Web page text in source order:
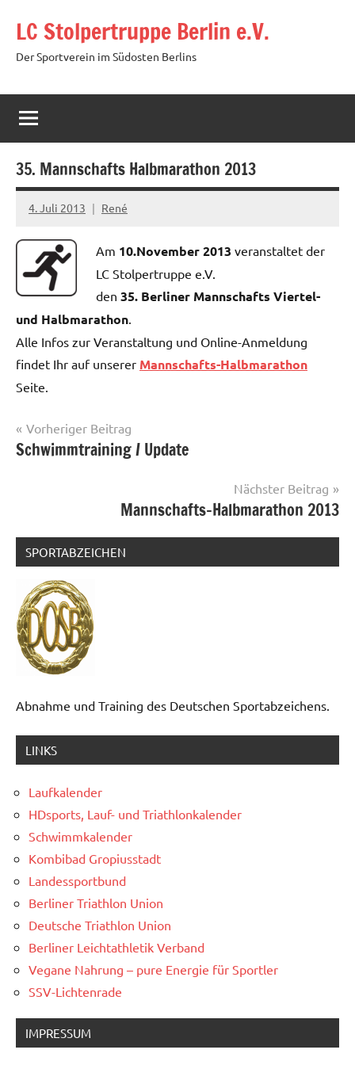
Inhalt
springen
LC Stolpertruppe Berlin e.V.
Der Sportverein im Südosten Berlins
35. Mannschafts Halbmarathon 2013
4. Juli 2013 René
Am 10.November 2013 veranstaltet der
LC Stolpertruppe e.V.
den 35. Berliner Mannschafts Viertel-
und Halbmarathon
Alle Infos zur Veranstaltung und Online-Anmeldung
findet Ihr auf unserer Mannschafts-Halbmarathon
Seite.
News
Beitragsnavigation
Vorheriger Beitrag
Schwimmtraining / Update
Nächster Beitrag
Mannschafts-Halbmarathon 2013
SPORTABZEICHEN
Abnahme und Training des Deutschen Sportabzeichens.
LINKS
Laufkalender
HDsports, Lauf- und Triathlonkalender
Schwimmkalender
Kombibad Gropiusstadt
Landessportbund
Berliner Triathlon Union
Deutsche Triathlon Union
Berliner Leichtathletik Verband
Vegane Nahrung – pure Energie für Sportler
SSV-Lichtenrade
IMPRESSUM